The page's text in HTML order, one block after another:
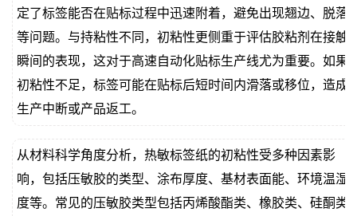
定了标签能否在贴标过程中迅速附着，避免出现翘边、脱落
等问题。与持粘性不同，初粘性更侧重于评估胶粘剂在接触
瞬间的表现，这对于高速自动化贴标生产线尤为重要。如果
初粘性不足，标签可能在贴标后短时间内滑落或移位，造成
生产中断或产品返工。
从材料科学角度分析，热敏标签纸的初粘性受多种因素影
响，包括压敏胶的类型、涂布厚度、基材表面能、环境温湿
度等。常见的压敏胶类型包括丙烯酸酯类、橡胶类、硅酮类